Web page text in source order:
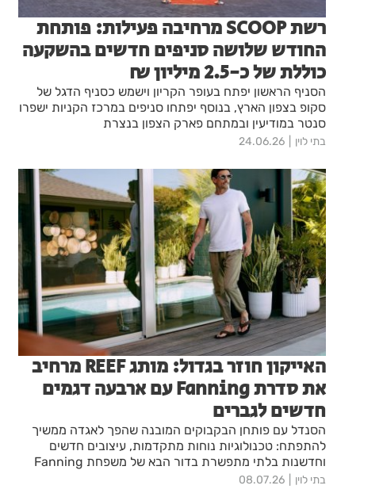
רשת SCOOP מרחיבה פעילות: פותחת
החודש שלושה סניפים חדשים בהשקעה
כוללת של כ-2.5 מיליון ₪
הסניף הראשון יפתח בעופר הקריון וישמש כסניף הדגל של
סקופ בצפון הארץ, בנוסף יפתחו סניפים במרכז הקניות ישפרו
סנטר במודיעין ובמתחם פארק הצפון בנצרת
בתי לוין 24.06.26
האייקון חוזר בגדול: מותג REEF מרחיב
את סדרת Fanning עם ארבעה דגמים
חדשים לגברים
הסנדל עם פותחן הבקבוקים המובנה שהפך לאגדה ממשיך
להתפתח: טכנולוגיות נוחות מתקדמות, עיצובים חדשים
וחדשנות בלתי מתפשרת בדור הבא של משפחת Fanning
בתי לוין 08.07.26